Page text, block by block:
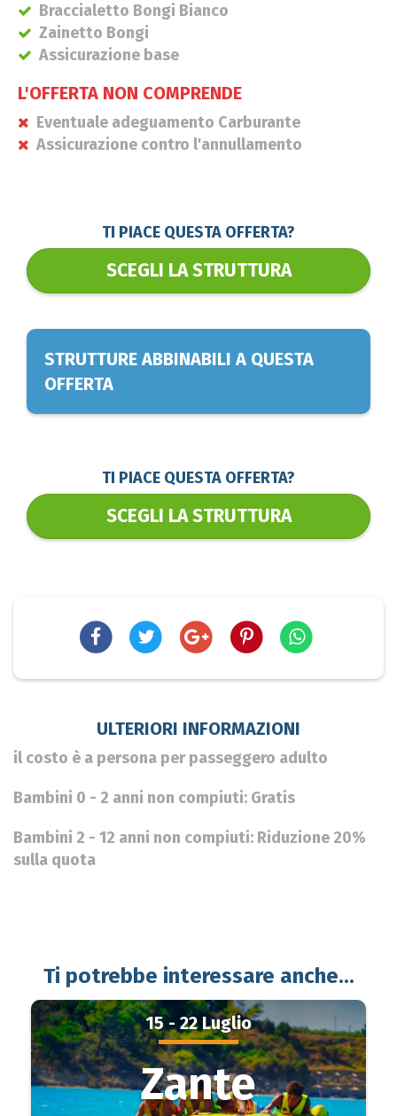
Braccialetto Bongi Bianco
Zainetto Bongi
Assicurazione base
L'OFFERTA NON COMPRENDE
Eventuale adeguamento Carburante
Assicurazione contro l'annullamento
TI PIACE QUESTA OFFERTA?
SCEGLI LA STRUTTURA
STRUTTURE ABBINABILI A QUESTA
OFFERTA
TI PIACE QUESTA OFFERTA?
SCEGLI LA STRUTTURA
ULTERIORI INFORMAZIONI
il costo è a persona per passeggero adulto
Bambini 0 - 2 anni non compiuti: Gratis
Bambini 2 - 12 anni non compiuti: Riduzione 20%
sulla quota
Ti potrebbe interessare anche...
15 - 22 Luglio
Zante